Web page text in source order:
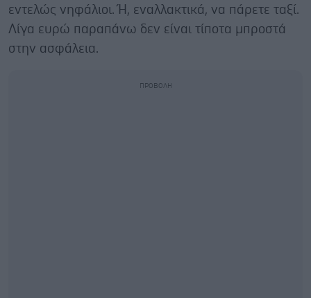
εντελώς νηφάλιοι. Ή, εναλλακτικά, να πάρετε ταξί.
Λίγα ευρώ παραπάνω δεν είναι τίποτα μπροστά
στην ασφάλεια.